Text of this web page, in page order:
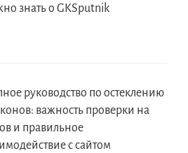
знать о GKSputnik
руководство по остеклению
важность проверки на
и правильное
с сайтом